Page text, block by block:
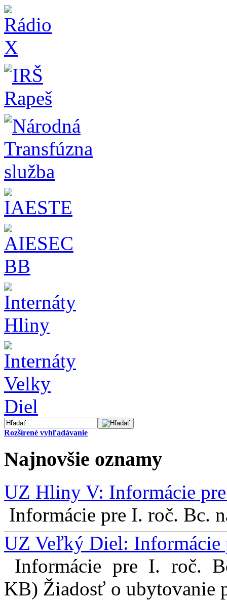
Rozšírené vyhľadávanie
Najnovšie oznamy
UZ Hliny V: Informácie
Informácie pre I. roč. Bc.
UZ Veľký Diel: Informácie
Informácie pre I. roč.
KB) Žiadosť o ubytovanie